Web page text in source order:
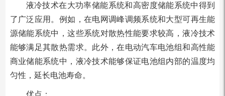
液冷技术在大功率储能系统和高密度储能系统中得到
了广泛应用。例如，在电网调峰调频系统和大型可再生能
源储能系统中，这些系统对散热性能要求较高，液冷技术
能够满足其散热需求。此外，在电动汽车电池组和高性能
商业储能系统中，液冷技术能够保证电池组内部的温度均
匀性，延长电池寿命。
优点：